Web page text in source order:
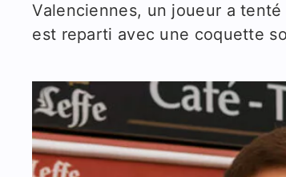
Valenciennes, un joueur a
est reparti avec une coquette